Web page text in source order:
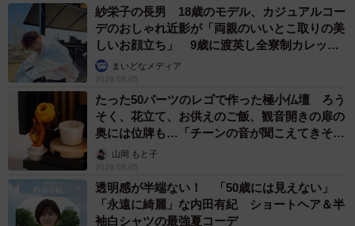
紗栄子の長男 18歳のモデル、カジュアルコー
デのおしゃれ近影が「両親のいいとこ取りの美
しいお顔立ち」 9歳に渡英し全寮制カレッジ
で学ぶまいどなメディア
2026.08.05
たった50パーツのレゴで作った極小仏壇 ろう
そく、花立て、お供えのご飯、観音開きの扉の
奥には位牌も…「チーンの音が聞こえてきそ
う」山岡 もと子
2026.08.05
透明感が半端ない！ 「50歳には見えない」
「永遠に綺麗」な内田有紀 ショートヘア＆半
袖白シャツの最強夏コーデ